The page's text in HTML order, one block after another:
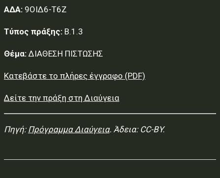
ΑΔΑ: 9ΟΙΔ6-Τ6Ζ
Τύπος πράξης: Β.1.3
Θέμα: ΔΙΑΘΕΣΗ ΠΙΣΤΩΣΗΣ
Κατεβάστε το πλήρες έγγραφο (PDF)
Δείτε την πράξη στη Διαύγεια
Πηγή: Πρόγραμμα Διαύγεια. Άδεια: CC-BY.